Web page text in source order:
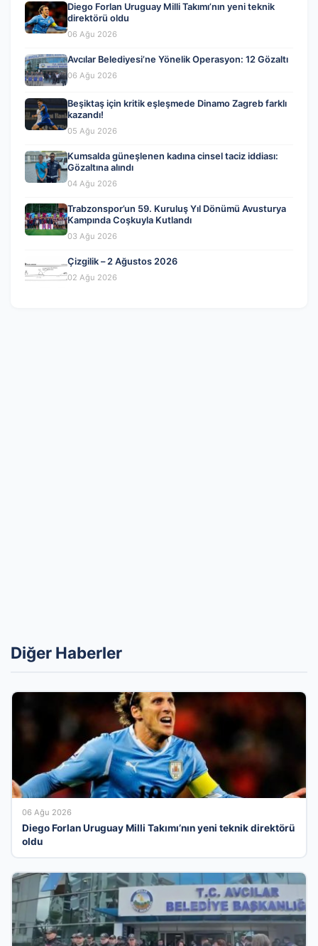
Diego Forlan Uruguay Milli Takımı’nın yeni teknik
direktörü oldu
06 Ağu 2026
Avcılar Belediyesi’ne Yönelik Operasyon: 12 Gözaltı
06 Ağu 2026
Beşiktaş için kritik eşleşmede Dinamo Zagreb farklı
kazandı!
05 Ağu 2026
Kumsalda güneşlenen kadına cinsel taciz iddiası:
Gözaltına alındı
04 Ağu 2026
Trabzonspor’un 59. Kuruluş Yıl Dönümü Avusturya
Kampında Coşkuyla Kutlandı
03 Ağu 2026
Çizgilik – 2 Ağustos 2026
02 Ağu 2026
Diğer Haberler
06 Ağu 2026
Diego Forlan Uruguay Milli Takımı’nın yeni teknik direktörü
oldu